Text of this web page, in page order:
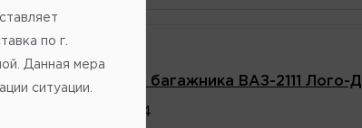
часть) замка багажника ВАЗ-2111 Лого-Д
21115606064
по г.
Данная мера
ситуации.